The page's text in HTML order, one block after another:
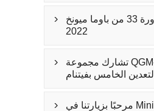

دعوة الدورة 33 من باوما ميونخ
2022

تشارك مجموعة QGM-Zenith في
التعدين الخامس بفيتنام

مرحبًا بزيارتنا في Mining